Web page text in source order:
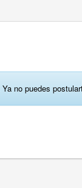
no puedes